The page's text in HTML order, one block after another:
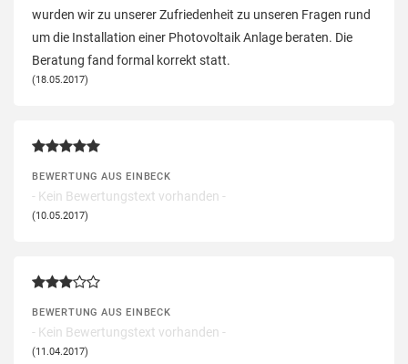
wurden wir zu unserer Zufriedenheit zu unseren Fragen rund
um die Installation einer Photovoltaik Anlage beraten. Die
Beratung fand formal korrekt statt.
(18.05.2017)
BEWERTUNG AUS EINBECK
- Kein Bewertungstext vorhanden -
(10.05.2017)
BEWERTUNG AUS EINBECK
- Kein Bewertungstext vorhanden -
(11.04.2017)